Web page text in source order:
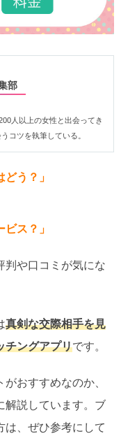
部
人以上の女性と出会ってき
コツを執筆している。
う？」
ス？」
判や口コミが気にな
真剣な交際相手を見
チングアプリです。
おすすめなのか、
解説しています。ブ
は、ぜひ参考にして